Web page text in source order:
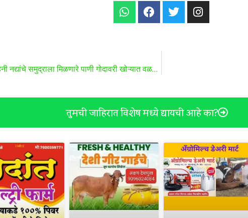
दुष्काळमुक्तीसाठी प्रयत्न, पश्चिम वाहिनी नद्यांचे समुद्राला मिळणारे पाणी गोदावरी खोऱ्यात वळवणार : मुख्यमंत्री
तुमची जाहिरात विशेष मध्ये द्यायची आहे का?